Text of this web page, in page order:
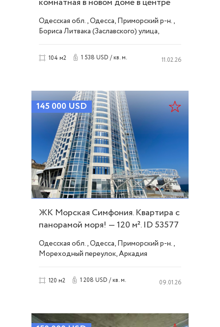
города ID 53778
Одесская обл., Одесса, Приморский р-н.,
Бориса Литвака (Заславского) улица,
104 м2 1 538 USD / кв. м. 11.02.26
145 000 USD
ЖК Морская Симфония. Квартира с
панорамой моря! — 120 м². ID 53577
Одесская обл., Одесса, Приморский р-н.,
Мореходный переулок, Аркадия
120 м2 1 208 USD / кв. м. 09.01.26